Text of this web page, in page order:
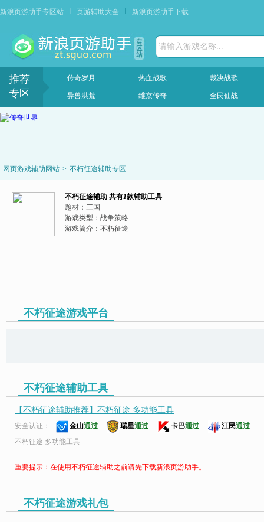
新浪页游助手专区站 页游辅助大全 新浪页游助手下载
请输入游戏名称...
推荐
专区
传奇岁月 热血战歌 裁决战歌
异兽洪荒 维京传奇 全民仙战
网页游戏辅助网站 > 不朽征途辅助专区
不朽征途辅助 共有1款辅助工具
题材： 三国
游戏类型： 战争策略
游戏简介： 不朽征途
不朽征途游戏平台
不朽征途辅助工具
【不朽征途辅助推荐】不朽征途 多功能工具
安全认证： 金山通过 瑞星通过 卡巴通过 江民通过
不朽征途 多功能工具
重要提示：在使用不朽征途辅助之前请先下载新浪页游助手。
不朽征途游戏礼包